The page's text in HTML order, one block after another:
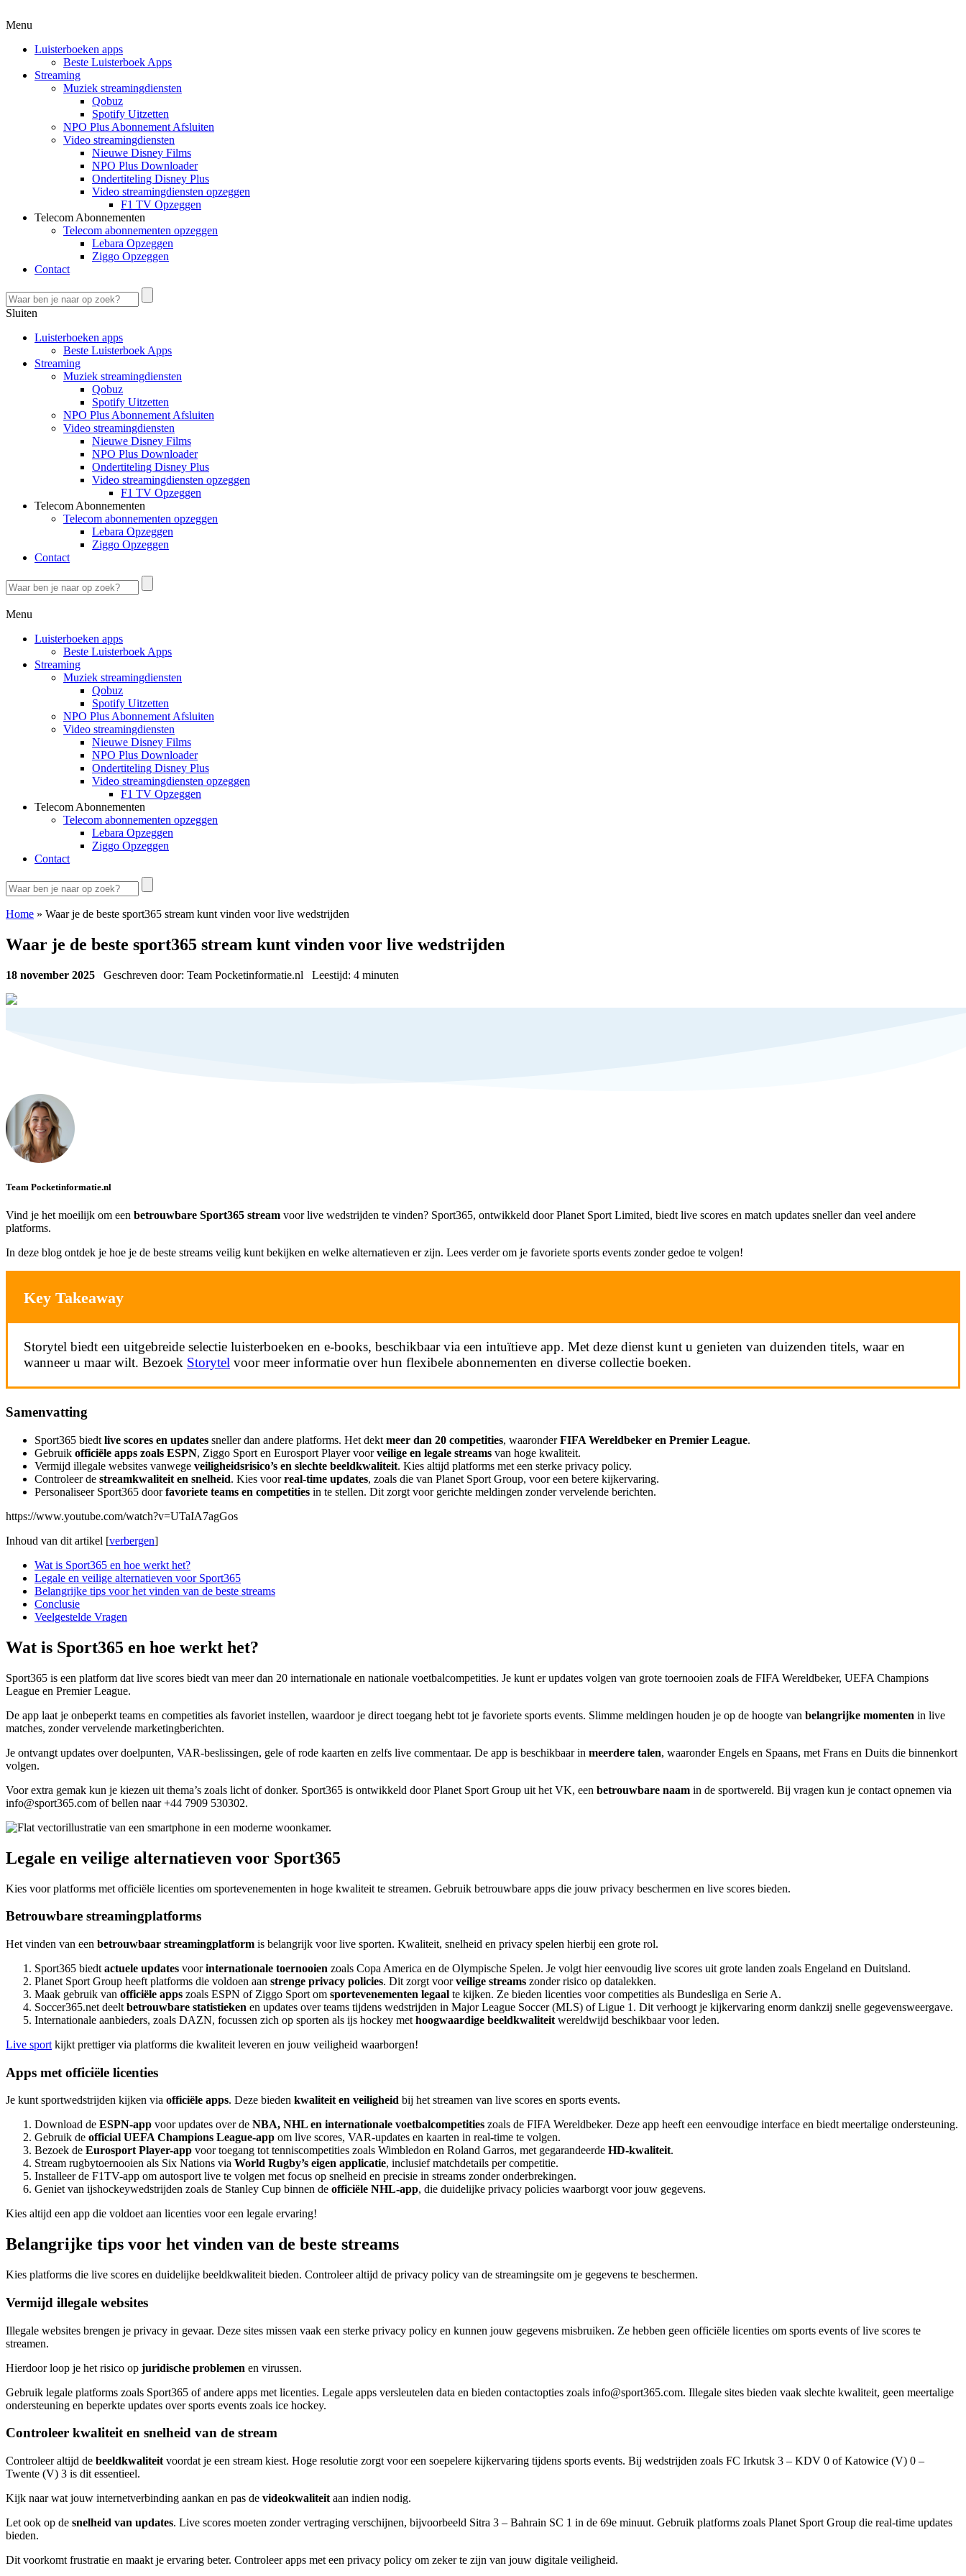
Menu
Luisterboeken apps
Beste Luisterboek Apps
Streaming
Muziek streamingdiensten
Qobuz
Spotify Uitzetten
NPO Plus Abonnement Afsluiten
Video streamingdiensten
Nieuwe Disney Films
NPO Plus Downloader
Ondertiteling Disney Plus
Video streamingdiensten opzeggen
F1 TV Opzeggen
Telecom Abonnementen
Telecom abonnementen opzeggen
Lebara Opzeggen
Ziggo Opzeggen
Contact
Sluiten
Luisterboeken apps
Beste Luisterboek Apps
Streaming
Muziek streamingdiensten
Qobuz
Spotify Uitzetten
NPO Plus Abonnement Afsluiten
Video streamingdiensten
Nieuwe Disney Films
NPO Plus Downloader
Ondertiteling Disney Plus
Video streamingdiensten opzeggen
F1 TV Opzeggen
Telecom Abonnementen
Telecom abonnementen opzeggen
Lebara Opzeggen
Ziggo Opzeggen
Contact
Menu
Luisterboeken apps
Beste Luisterboek Apps
Streaming
Muziek streamingdiensten
Qobuz
Spotify Uitzetten
NPO Plus Abonnement Afsluiten
Video streamingdiensten
Nieuwe Disney Films
NPO Plus Downloader
Ondertiteling Disney Plus
Video streamingdiensten opzeggen
F1 TV Opzeggen
Telecom Abonnementen
Telecom abonnementen opzeggen
Lebara Opzeggen
Ziggo Opzeggen
Contact
Home » Waar je de beste sport365 stream kunt vinden voor live wedstrijden
Waar je de beste sport365 stream kunt vinden voor live wedstrijden
18 november 2025 Geschreven door: Team Pocketinformatie.nl Leestijd: 4 minuten
Team Pocketinformatie.nl
Vind je het moeilijk om een betrouwbare Sport365 stream voor live wedstrijden te vinden? Sport365, ontwikkeld door Planet Sport Limited, biedt live scores en match updates sneller dan veel andere
platforms.
In deze blog ontdek je hoe je de beste streams veilig kunt bekijken en welke alternatieven er zijn. Lees verder om je favoriete sports events zonder gedoe te volgen!
Key Takeaway
Storytel biedt een uitgebreide selectie luisterboeken en e-books, beschikbaar via een intuïtieve app. Met deze dienst kunt u genieten van duizenden titels, waar en
wanneer u maar wilt. Bezoek Storytel voor meer informatie over hun flexibele abonnementen en diverse collectie boeken.
Samenvatting
Sport365 biedt live scores en updates sneller dan andere platforms. Het dekt meer dan 20 competities, waaronderFIFA Wereldbeker en Premier League.
Gebruik officiële apps zoals ESPN, Ziggo Sport en Eurosport Player voorveilige en legale streams van hoge kwaliteit.
Vermijd illegale websites vanwege veiligheidsrisico’s en slechte beeldkwaliteit. Kies altijd platforms met een sterke privacy policy.
Controleer de streamkwaliteit en snelheid. Kies voorreal-time updates, zoals die van Planet Sport Group, voor een betere kijkervaring.
Personaliseer Sport365 doorfavoriete teams en competities in te stellen. Dit zorgt voor gerichte meldingen zonder vervelende berichten.
https://www.youtube.com/watch?v=UTaIA7agGos
Inhoud van dit artikel [verbergen]
Wat is Sport365 en hoe werkt het?
Legale en veilige alternatieven voor Sport365
Belangrijke tips voor het vinden van de beste streams
Conclusie
Veelgestelde Vragen
Wat is Sport365 en hoe werkt het?
Sport365 is een platform dat live scores biedt van meer dan 20 internationale en nationale voetbalcompetities. Je kunt er updates volgen van grote toernooien zoals de FIFA Wereldbeker, UEFA Champions
League en Premier League.
De app laat je onbeperkt teams en competities als favoriet instellen, waardoor je direct toegang hebt tot je favoriete sports events. Slimme meldingen houden je op de hoogte van belangrijke momenten in live
matches, zonder vervelende marketingberichten.
Je ontvangt updates over doelpunten, VAR-beslissingen, gele of rode kaarten en zelfs live commentaar. De app is beschikbaar in meerdere talen, waaronder Engels en Spaans, met Frans en Duits die binnenkort
volgen.
Voor extra gemak kun je kiezen uit thema’s zoals licht of donker. Sport365 is ontwikkeld door Planet Sport Group uit het VK, een betrouwbare naam in de sportwereld. Bij vragen kun je contact opnemen via
info@sport365.com of bellen naar +44 7909 530302.
Legale en veilige alternatieven voor Sport365
Kies voor platforms met officiële licenties om sportevenementen in hoge kwaliteit te streamen. Gebruik betrouwbare apps die jouw privacy beschermen en live scores bieden.
Betrouwbare streamingplatforms
Het vinden van een betrouwbaar streamingplatform is belangrijk voor live sporten. Kwaliteit, snelheid en privacy spelen hierbij een grote rol.
Sport365 biedt actuele updates voorinternationale toernooien zoals Copa America en de Olympische Spelen. Je volgt hier eenvoudig live scores uit grote landen zoals Engeland en Duitsland.
Planet Sport Group heeft platforms die voldoen aan strenge privacy policies. Dit zorgt voorveilige streams zonder risico op datalekken.
Maak gebruik van officiële apps zoals ESPN of Ziggo Sport om sportevenementen legaal te kijken. Ze bieden licenties voor competities als Bundesliga en Serie A.
Soccer365.net deelt betrouwbare statistieken en updates over teams tijdens wedstrijden in Major League Soccer (MLS) of Ligue 1. Dit verhoogt je kijkervaring enorm dankzij snelle gegevensweergave.
Internationale aanbieders, zoals DAZN, focussen zich op sporten als ijs hockey met hoogwaardige beeldkwaliteit wereldwijd beschikbaar voor leden.
Live sport kijkt prettiger via platforms die kwaliteit leveren en jouw veiligheid waarborgen!
Apps met officiële licenties
Je kunt sportwedstrijden kijken via officiële apps. Deze bieden kwaliteit en veiligheid bij het streamen van live scores en sports events.
Download de ESPN-app voor updates over de NBA, NHL en internationale voetbalcompetities zoals de FIFA Wereldbeker. Deze app heeft een eenvoudige interface en biedt meertalige ondersteuning.
Gebruik de official UEFA Champions League-app om live scores, VAR-updates en kaarten in real-time te volgen.
Bezoek de Eurosport Player-app voor toegang tot tenniscompetities zoals Wimbledon en Roland Garros, met gegarandeerde HD-kwaliteit.
Stream rugbytoernooien als Six Nations via World Rugby’s eigen applicatie, inclusief matchdetails per competitie.
Installeer de F1TV-app om autosport live te volgen met focus op snelheid en precisie in streams zonder onderbrekingen.
Geniet van ijshockeywedstrijden zoals de Stanley Cup binnen de officiële NHL-app, die duidelijke privacy policies waarborgt voor jouw gegevens.
Kies altijd een app die voldoet aan licenties voor een legale ervaring!
Belangrijke tips voor het vinden van de beste streams
Kies platforms die live scores en duidelijke beeldkwaliteit bieden. Controleer altijd de privacy policy van de streamingsite om je gegevens te beschermen.
Vermijd illegale websites
Illegale websites brengen je privacy in gevaar. Deze sites missen vaak een sterke privacy policy en kunnen jouw gegevens misbruiken. Ze hebben geen officiële licenties om sports events of live scores te
streamen.
Hierdoor loop je het risico op juridische problemen en virussen.
Gebruik legale platforms zoals Sport365 of andere apps met licenties. Legale apps versleutelen data en bieden contactopties zoals info@sport365.com. Illegale sites bieden vaak slechte kwaliteit, geen meertalige
ondersteuning en beperkte updates over sports events zoals ice hockey.
Controleer kwaliteit en snelheid van de stream
Controleer altijd de beeldkwaliteit voordat je een stream kiest. Hoge resolutie zorgt voor een soepelere kijkervaring tijdens sports events. Bij wedstrijden zoals FC Irkutsk 3 – KDV 0 of Katowice (V) 0 –
Twente (V) 3 is dit essentieel.
Kijk naar wat jouw internetverbinding aankan en pas de videokwaliteit aan indien nodig.
Let ook op de snelheid van updates. Live scores moeten zonder vertraging verschijnen, bijvoorbeeld Sitra 3 – Bahrain SC 1 in de 69e minuut. Gebruik platforms zoals Planet Sport Group die real-time updates
bieden.
Dit voorkomt frustratie en maakt je ervaring beter. Controleer apps met een privacy policy om zeker te zijn van jouw digitale veiligheid.